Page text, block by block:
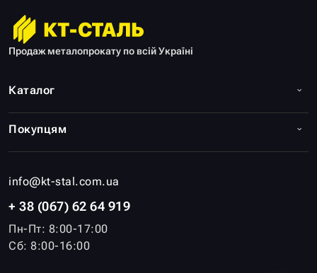
Продаж металопрокату по всій Україні
info@kt-stal.com.ua
+ 38 (067) 62 64 919
Пн-Пт: 8:00-17:00
Сб: 8:00-16:00
Каталог
Покупцям